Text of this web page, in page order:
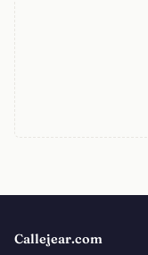
Callejear.com